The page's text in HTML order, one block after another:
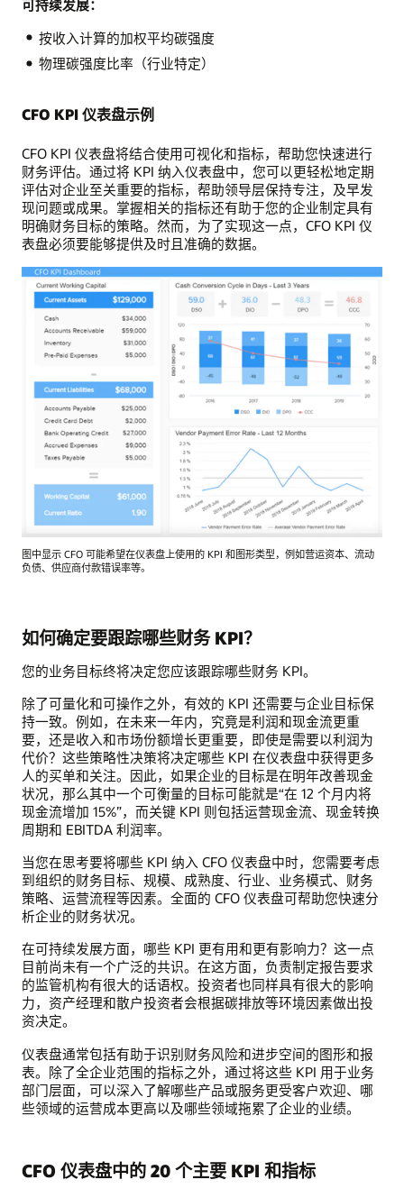
可持续发展：
按收入计算的加权平均碳强度
物理碳强度比率（行业特定）
CFO KPI 仪表盘示例
CFO KPI 仪表盘将结合使用可视化和指标，帮助您快速进行
财务评估。通过将 KPI 纳入仪表盘中，您可以更轻松地定期
评估对企业至关重要的指标，帮助领导层保持专注，及早发
现问题或成果。掌握相关的指标还有助于您的企业制定具有
明确财务目标的策略。然而，为了实现这一点，CFO KPI 仪
表盘必须要能够提供及时且准确的数据。
图中显示 CFO 可能希望在仪表盘上使用的 KPI 和图形类型，例如营运资本、流动
负债、供应商付款错误率等。
如何确定要跟踪哪些财务 KPI？
您的业务目标终将决定您应该跟踪哪些财务 KPI。
除了可量化和可操作之外，有效的 KPI 还需要与企业目标保
持一致。例如，在未来一年内，究竟是利润和现金流更重
要，还是收入和市场份额增长更重要，即使是需要以利润为
代价？这些策略性决策将决定哪些 KPI 在仪表盘中获得更多
人的买单和关注。因此，如果企业的目标是在明年改善现金
状况，那么其中一个可衡量的目标可能就是“在 12 个月内将
现金流增加 15%”，而关键 KPI 则包括运营现金流、现金转换
周期和 EBITDA 利润率。
当您在思考要将哪些 KPI 纳入 CFO 仪表盘中时，您需要考虑
到组织的财务目标、规模、成熟度、行业、业务模式、财务
策略、运营流程等因素。全面的 CFO 仪表盘可帮助您快速分
析企业的财务状况。
在可持续发展方面，哪些 KPI 更有用和更有影响力？这一点
目前尚未有一个广泛的共识。在这方面，负责制定报告要求
的监管机构有很大的话语权。投资者也同样具有很大的影响
力，资产经理和散户投资者会根据碳排放等环境因素做出投
资决定。
仪表盘通常包括有助于识别财务风险和进步空间的图形和报
表。除了全企业范围的指标之外，通过将这些 KPI 用于业务
部门层面，可以深入了解哪些产品或服务更受客户欢迎、哪
些领域的运营成本更高以及哪些领域拖累了企业的业绩。
CFO 仪表盘中的 20 个主要 KPI 和指标